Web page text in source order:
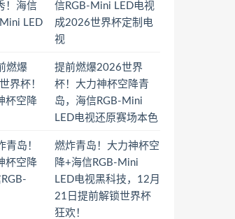
信RGB-Mini LED电视
成2026世界杯定制电
视
提前燃爆2026世界
杯！大力神杯空降青
岛，海信RGB-Mini
LED电视还原赛场本色
燃炸青岛！大力神杯空
降+海信RGB-Mini
LED电视黑科技，12月
21日提前解锁世界杯
狂欢！